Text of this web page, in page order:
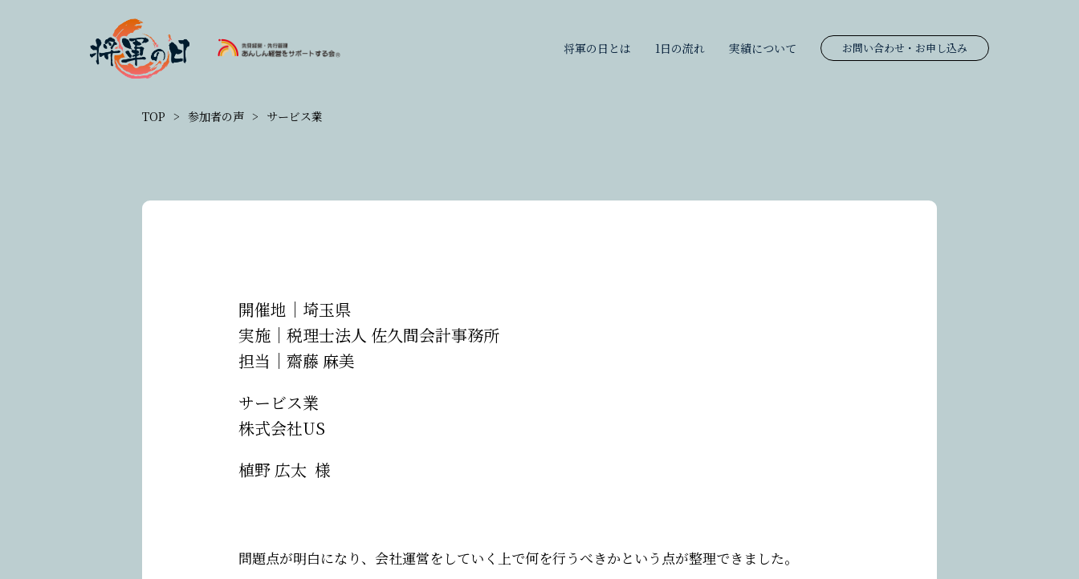
将軍の日とは 1日の流れ 実績について お問い合わせ ・お申し込み
TOP 参加者の声 サービス業
開催地｜ 埼玉県
実施｜ 税理士法人 佐久間会計事務所
担当｜ 齋藤 麻美
サービス業
株式会社US
植野 広太 様
問題点が明白になり、会社運営をしていく上で何を行うべきかという点が整理できました。